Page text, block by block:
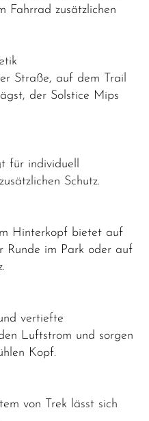
Fahrrad zusätzlichen
Straße, auf dem Trail
der Solstice Mips
für individuell
Schutz.
Hinterkopf bietet auf
Runde im Park oder auf
vertiefte
Luftstrom und sorgen
Kopf.
von Trek lässt sich